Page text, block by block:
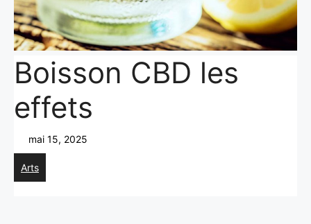
Boisson CBD les
effets
mai 15, 2025
Arts